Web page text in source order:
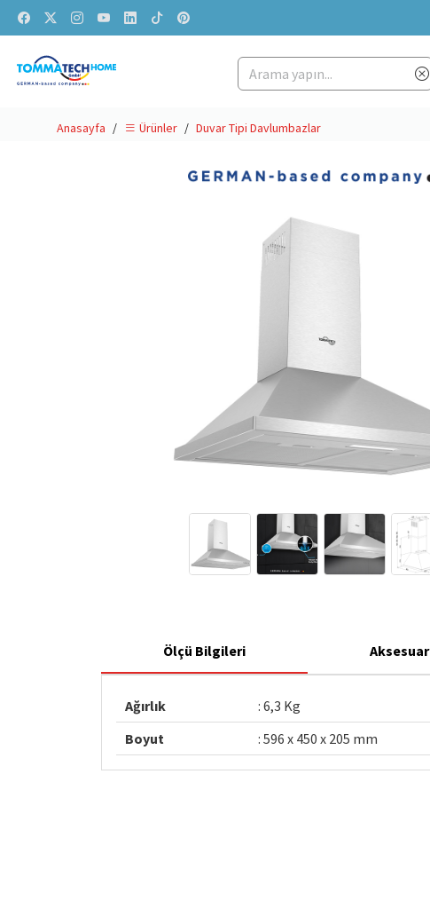
Anasayfa Ürünler Duvar Tipi Davlumbazlar
Ölçü Bilgileri Aksesuar
Ağırlık : 6,3 Kg
Boyut
: 596 x 450 x 205 mm